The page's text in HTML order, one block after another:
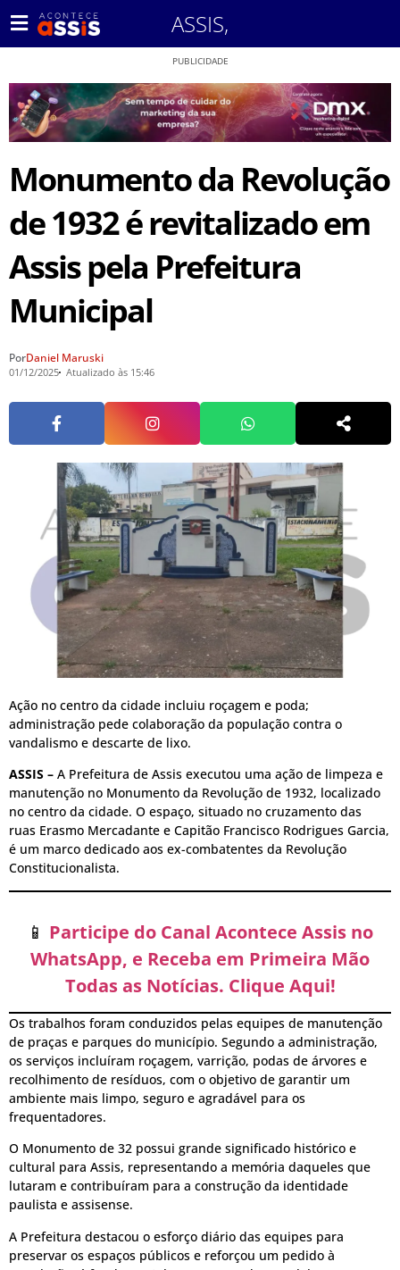
ASSIS,
PUBLICIDADE
Monumento da Revolução
de 1932 é revitalizado em
Assis pela Prefeitura
Municipal
PorDaniel Maruski
01/12/2025 Atualizado às 15:46
Ação no centro da cidade incluiu roçagem e poda;
administração pede colaboração da população contra o
vandalismo e descarte de lixo.
ASSIS – A Prefeitura de Assis executou uma ação de limpeza e
manutenção no Monumento da Revolução de 1932, localizado
no centro da cidade. O espaço, situado no cruzamento das
ruas Erasmo Mercadante e Capitão Francisco Rodrigues Garcia,
é um marco dedicado aos ex-combatentes da Revolução
Constitucionalista.
📱 Participe do Canal Acontece Assis no
WhatsApp, e Receba em Primeira Mão
Todas as Notícias. Clique Aqui!
Os trabalhos foram conduzidos pelas equipes de manutenção
de praças e parques do município. Segundo a administração,
os serviços incluíram roçagem, varrição, podas de árvores e
recolhimento de resíduos, com o objetivo de garantir um
ambiente mais limpo, seguro e agradável para os
frequentadores.
O Monumento de 32 possui grande significado histórico e
cultural para Assis, representando a memória daqueles que
lutaram e contribuíram para a construção da identidade
paulista e assisense.
A Prefeitura destacou o esforço diário das equipes para
preservar os espaços públicos e reforçou um pedido à